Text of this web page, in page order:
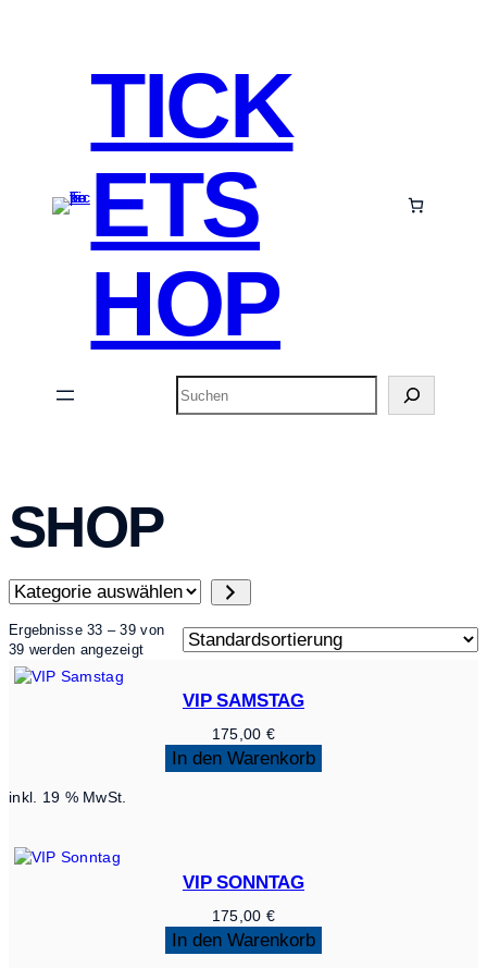
TICK
ETS
HOP
SHOP
Kategorie
auswählen
Ergebnisse 33 – 39 von
39 werden angezeigt
VIP SAMSTAG
175,00 €
In den Warenkorb
inkl. 19 % MwSt.
VIP SONNTAG
175,00 €
In den Warenkorb